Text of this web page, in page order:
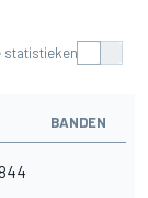
statistieken
BANDEN